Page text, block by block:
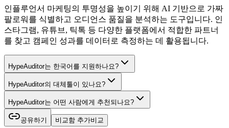
인플루언서 마케팅의 투명성을 높이기 위해 AI 기반으로 가짜
팔로워를 식별하고 오디언스 품질을 분석하는 도구입니다. 인
스타그램, 유튜브, 틱톡 등 다양한 플랫폼에서 적합한 파트너
를 찾고 캠페인 성과를 데이터로 측정하는 데 활용됩니다.
HypeAuditor는 한국어를 지원하나요?
HypeAuditor의 대체툴이 있나요?
HypeAuditor는 어떤 사람에게 추천되나요?
공유하기 비교함 추가비교